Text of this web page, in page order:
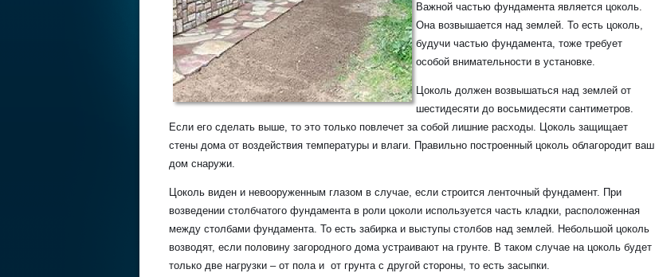
Важной частью фундамента является цоколь.
Она возвышается над землей. То есть цоколь,
будучи частью фундамента, тоже требует
особой внимательности в установке.
Цоколь должен возвышаться над землей от
шестидесяти до восьмидесяти сантиметров.
Если его сделать выше, то это только повлечет за собой лишние расходы. Цоколь защищает
стены дома от воздействия температуры и влаги. Правильно построенный цоколь облагородит ваш
дом снаружи.
Цоколь виден и невооруженным глазом в случае, если строится ленточный фундамент. При
возведении столбчатого фундамента в роли цоколи используется часть кладки, расположенная
между столбами фундамента. То есть забирка и выступы столбов над землей. Небольшой цоколь
возводят, если половину загородного дома устраивают на грунте. В таком случае на цоколь будет
только две нагрузки – от пола и от грунта с другой стороны, то есть засыпки.